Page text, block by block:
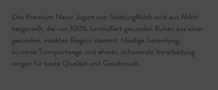
Das Premium Natur Jogurt von SalzburgMilch wird aus Milch
hergestellt, die von 100% kontrolliert gesunden Kühen aus einer
gesunden, intakten Region stammt. Häufige Sammlung,
kürzeste Transportwege und eheste, schonende Verarbeitung
sorgen für beste Qualität und Geschmack.